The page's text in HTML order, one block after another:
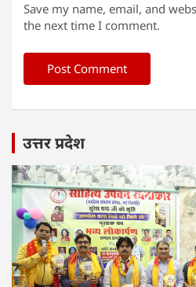
Save my name, email, and
the next time I comment.
उत्तर प्रदेश